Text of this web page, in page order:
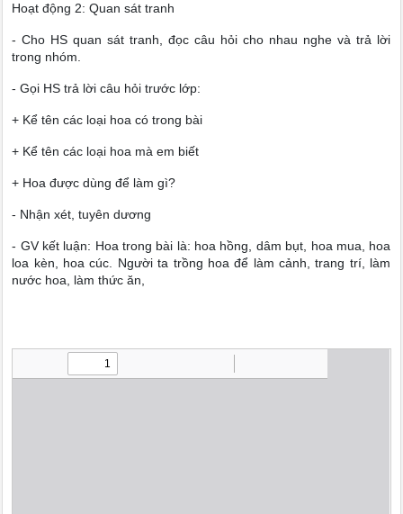
Hoạt động 2: Quan sát tranh
- Cho HS quan sát tranh, đọc câu hỏi cho nhau nghe và trả lời
trong nhóm.
- Gọi HS trả lời câu hỏi trước lớp:
+ Kể tên các loại hoa có trong bài
+ Kể tên các loại hoa mà em biết
+ Hoa được dùng để làm gì?
- Nhận xét, tuyên dương
- GV kết luận: Hoa trong bài là: hoa hồng, dâm bụt, hoa mua, hoa
loa kèn, hoa cúc. Người ta trồng hoa để làm cảnh, trang trí, làm
nước hoa, làm thức ăn,